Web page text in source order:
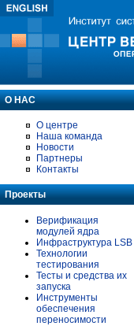
О НАС
О центре
Наша команда
Новости
Партнеры
Контакты
Проекты
Верификация
модулей ядра
Инфраструктура LSB
Технологии
тестирования
Тесты и средства их
запуска
Инструменты
обеспечения
переносимости